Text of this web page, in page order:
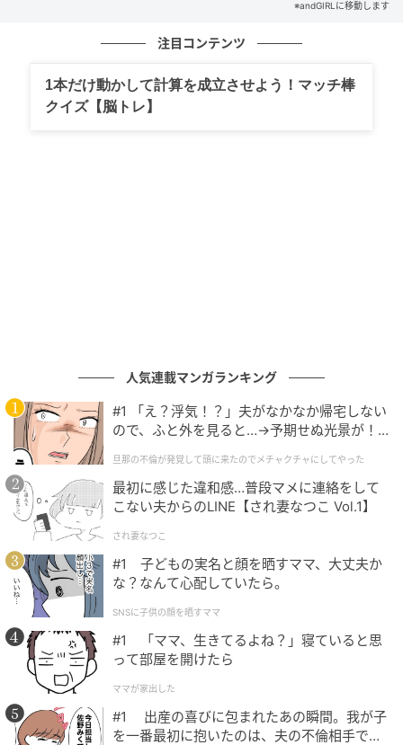
元記事で読む
どこから手をつける？「5÷5+9×9−9」正し
く計算できる？
※andGIRLに移動します
注目コンテンツ
1本だけ動かして計算を成立させよう！マッチ棒
クイズ【脳トレ】
人気連載マンガランキング
#1 「え？浮気！？」夫がなかなか帰宅しない
ので、ふと外を見ると…→予期せぬ光景が！
クチャにしてやった
旦那の不倫が発覚して頭に来たのでメチャクチャにしてやった
最初に感じた違和感…普段マメに連絡をして
こない夫からのLINE【され妻なつこ Vol.1】
され妻なつこ
#1 子どもの実名と顔を晒すママ、大丈夫か
な？なんて心配していたら。
SNSに子供の顔を晒すママ
#1 「ママ、生きてるよね？」寝ていると思
って部屋を開けたら
ママが家出した
#1 出産の喜びに包まれたあの瞬間。我が子
を一番最初に抱いたのは、夫の不倫相手でし